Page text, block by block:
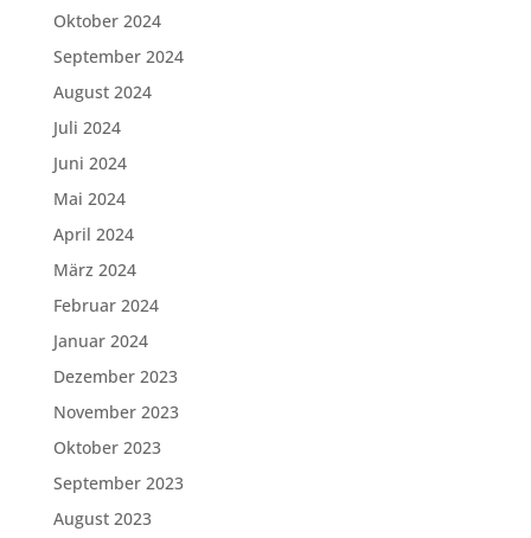
Oktober 2024
September 2024
August 2024
Juli 2024
Juni 2024
Mai 2024
April 2024
März 2024
Februar 2024
Januar 2024
Dezember 2023
November 2023
Oktober 2023
September 2023
August 2023